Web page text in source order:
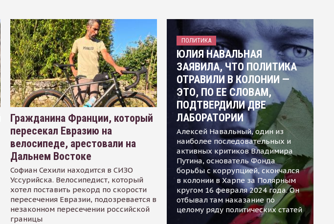
Гражданина Франции, который
пересекал Евразию на
велосипеде, арестовали на
Дальнем Востоке
Софиан Сехили находится в СИЗО
Уссурийска. Велосипедист, который
хотел поставить рекорд по скорости
пересечения Евразии, подозревается в
незаконном пересечении российской
границы
ПОЛИТИКА
ЮЛИЯ НАВАЛЬНАЯ
ЗАЯВИЛА, ЧТО ПОЛИТИКА
ОТРАВИЛИ В КОЛОНИИ —
ЭТО, ПО ЕЕ СЛОВАМ,
ПОДТВЕРДИЛИ ДВЕ
ЛАБОРАТОРИИ
Алексей Навальный, один из
наиболее последовательных и
активных критиков Владимира
Путина, основатель Фонда
борьбы с коррупцией, скончался
в колонии в Харпе за Полярным
кругом 16 февраля 2024 года. Он
отбывал там наказание по
целому ряду политических статей